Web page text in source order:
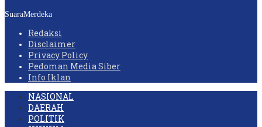
SuaraMerdeka
Redaksi
Disclaimer
Privacy Policy
Pedoman Media Siber
Info Iklan
NASIONAL
DAERAH
POLITIK